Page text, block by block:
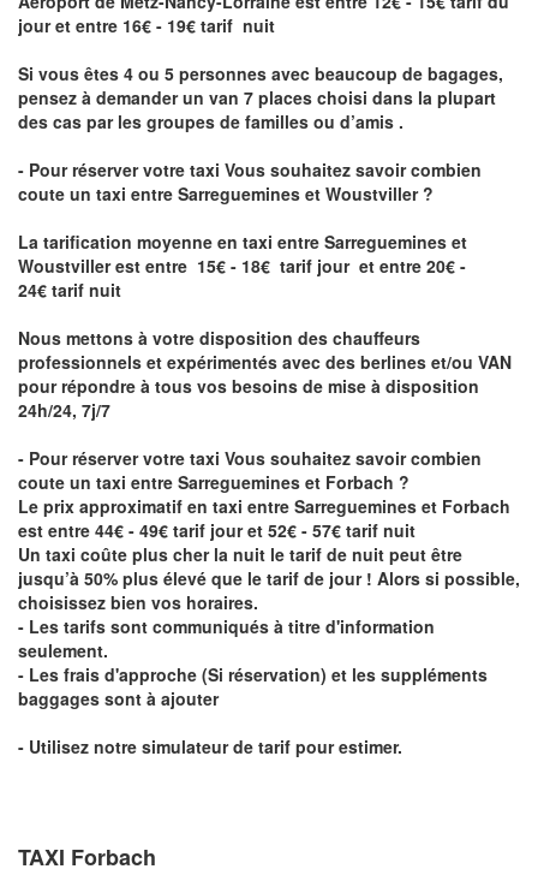
jour et entre 16€ - 19€ tarif nuit
Si vous êtes 4 ou 5 personnes avec beaucoup de bagages,
pensez à demander un van 7 places choisi dans la plupart
des cas par les groupes de familles ou d’amis .
- Pour réserver votre taxi Vous souhaitez savoircombien
coute un taxi entre Sarreguemines et Woustviller ?
La tarification moyenne en taxi entre Sarreguemines et
Woustviller est entre 15€ - 18€ tarif jour et entre 20€ -
24€ tarif nuit
Nous mettons à votre disposition des chauffeurs
professionnels et expérimentés avec des berlines et/ou VAN
pour répondre à tous vos besoins de mise à disposition
24h/24, 7j/7
- Pour réserver votre taxi Vous souhaitez savoircombien
coute un taxi entre Sarreguemines et Forbach ?
Le prix approximatif en taxi entre Sarreguemines et Forbach
est entre 44€ - 49€ tarif jour et 52€ - 57€ tarif nuit
Un taxi coûte plus cher la nuit le tarif de nuit peut être
jusqu’à 50% plus élevé que le tarif de jour ! Alors si possible,
choisissez bien vos horaires.
- Les tarifs sont communiqués à titre d'information
seulement.
- Les frais d'approche (Si réservation) et les suppléments
baggages sont à ajouter
- Utilisez notre simulateur de tarif pour estimer.
TAXI Forbach